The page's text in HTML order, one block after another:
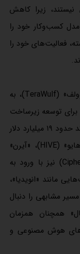
زیرا کاهش
کسب‌وکار خود را
فعالیت‌های خود را
برای مثال، بخش عمده رشد سهام «تراوولف» (TeraWulf)، به
برای توسعه زیرساخت
هوش مصنوعی مربوط می‌شود که می‌تواند حدود ۱۹ میلیارد دلار
درآمد اجاره‌ای ایجاد کند. شرکت‌های «هایو» (HIVE)، «آیرن»
(IREN) و «سایفر دیجیتال» (Cipher Digital) نیز با ورود به
مانند «انویدیا»،
مشابهی را دنبال
همچنان همزمان
هوش مصنوعی و